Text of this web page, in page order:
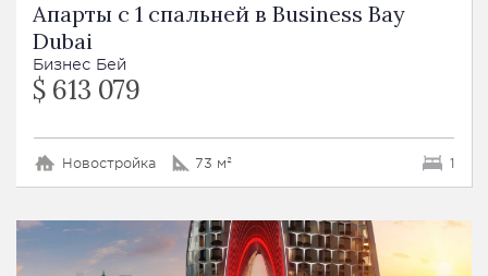
Апарты с 1 спальней в Business Bay
Dubai
Бизнес Бей
$ 613 079
Новостройка 73 м² 1